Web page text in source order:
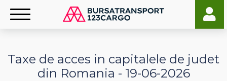
Taxe de acces in capitalele de judet
din Romania - 19-06-2026